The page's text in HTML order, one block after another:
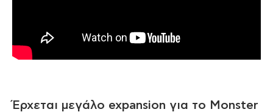
Έρχεται μεγάλο expansion για το Monster